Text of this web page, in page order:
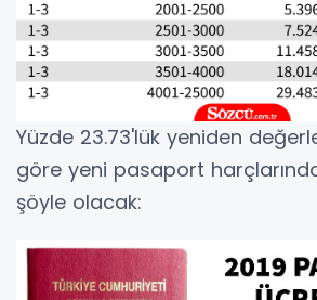
Yüzde 23.73'lük yeniden
göre yeni pasaport
şöyle olacak: